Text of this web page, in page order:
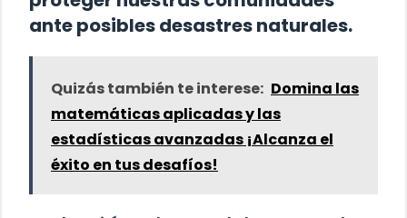
ante posibles desastres naturales.
Quizás también te interese: Domina las
matemáticas aplicadas y las
estadísticas avanzadas ¡Alcanza el
éxito en tus desafíos!